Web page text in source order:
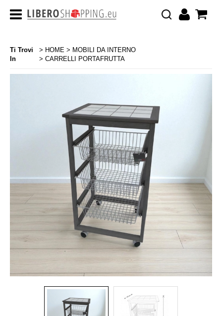
CATEGORIA: HOME> MOBILI DA INTERNO
Ti Trovi
In
HOME
MOBILI DA INTERNO
CARRELLI PORTAFRUTTA